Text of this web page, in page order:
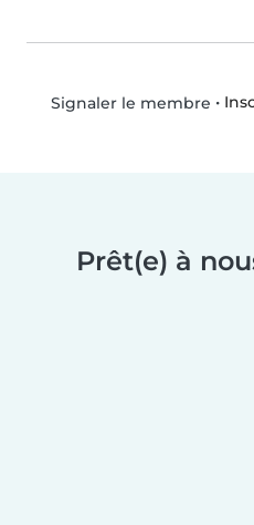
Signaler le membre •
Prêt(e) à